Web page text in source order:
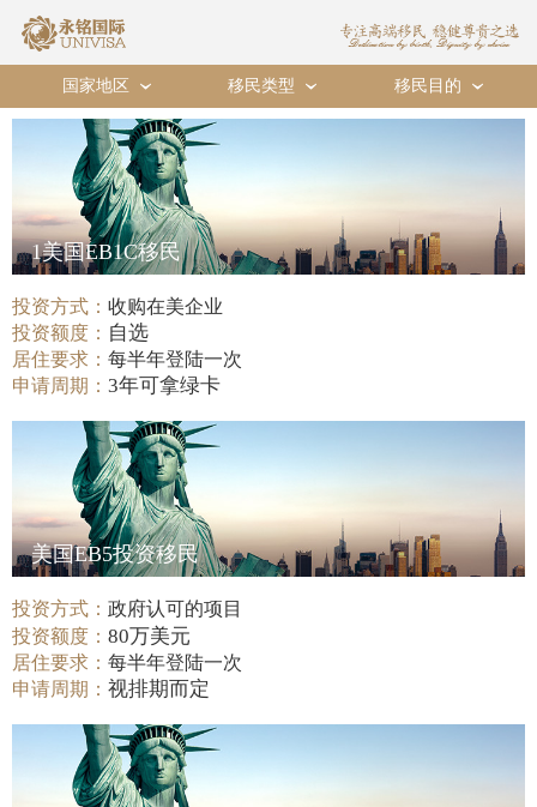
国家地区 › 移民类型 › 移民目的 ›
1美国EB1C移民
投资方式：收购在美企业
投资额度： 自选
居住要求：每半年登陆一次
申请周期：3年可拿绿卡
美国EB5投资移民
投资方式：政府认可的项目
投资额度：80万美元
居住要求：每半年登陆一次
申请周期：视排期而定